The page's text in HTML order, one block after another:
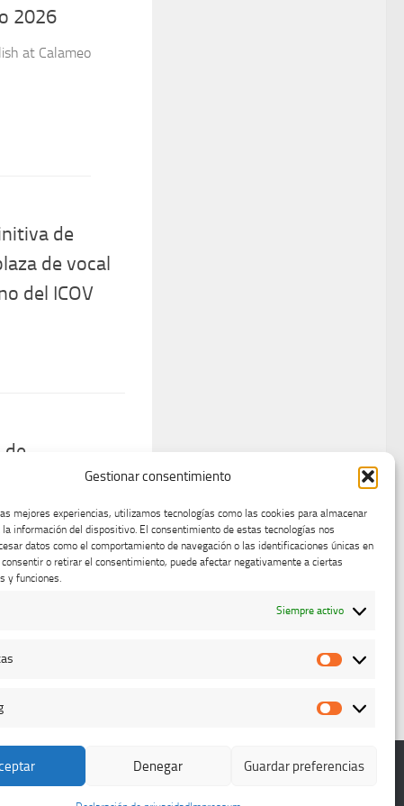
Gestionar consentimiento
mejores experiencias, utilizamos tecnologías como las cookies para almacenar
la información del dispositivo. El consentimiento de estas tecnologías nos
datos como el comportamiento de navegación o las identificaciones únicas en
o retirar el consentimiento, puede afectar negativamente a ciertas
y funciones.
Siempre activo
Marketing
Denegar Guardar preferencias
at Calameo
de vocal
del ICOV
lugar la tercera
a partir de